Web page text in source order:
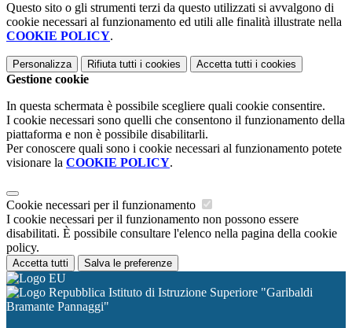
Questo sito o gli strumenti terzi da questo utilizzati si avvalgono di
cookie necessari al funzionamento ed utili alle finalità illustrate nella
COOKIE POLICY.
Personalizza Rifiuta tutti i cookies Accetta tutti i cookies
Gestione cookie
In questa schermata è possibile scegliere quali cookie consentire.
I cookie necessari sono quelli che consentono il funzionamento della
piattaforma e non è possibile disabilitarli.
Per conoscere quali sono i cookie necessari al funzionamento potete
visionare la COOKIE POLICY.
Cookie necessari per il funzionamento
I cookie necessari per il funzionamento non possono essere
disabilitati. È possibile consultare l'elenco nella pagina della cookie
policy.
Accetta tutti Salva le preferenze
Istituto di Istruzione Superiore "Garibaldi
Bramante Pannaggi"